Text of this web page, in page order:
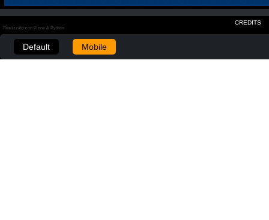
CREDITS
Realizzato con Plone & Python
Default Mobile